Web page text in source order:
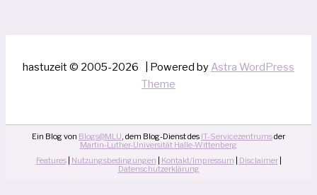
hastuzeit © 2005-2026 | Powered by Astra WordPress
Theme
Ein Blog von Blogs@MLU, dem Blog-Dienst des IT-Servicezentrumsder
Martin-Luther-Universität Halle-Wittenberg
Features| Nutzungsbedingungen Kontakt/Impressum Disclaimer|
Datenschutzerklärung